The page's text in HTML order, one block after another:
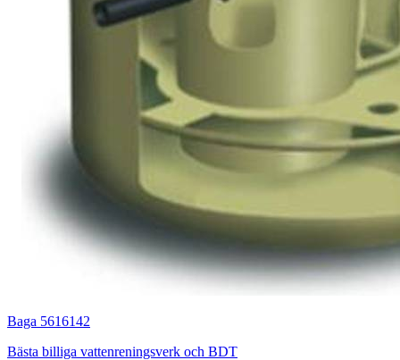
Baga 5616142
Bästa billiga vattenreningsverk och BDT